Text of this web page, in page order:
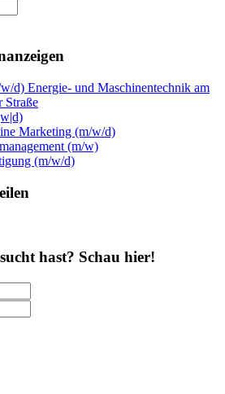
d) Energie- und Maschinentechnik am
Straße
Marketing (m/w/d)
(m/w)
(m/w/d)
hast? Schau hier!